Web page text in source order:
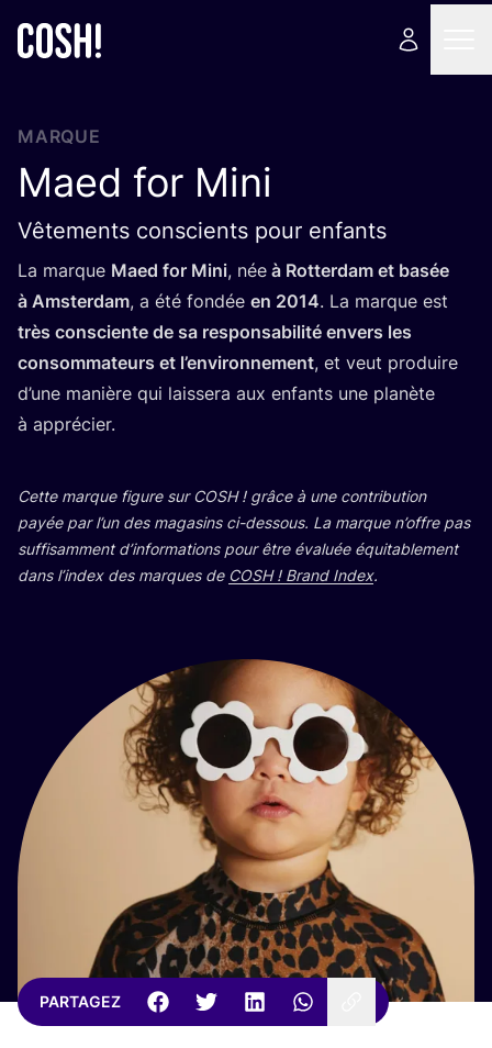
MARQUE
Maed for Mini
Vêtements conscients pour enfants
La marque Maed for Mini, née à Rot­ter­dam et basée
à Amster­dam, a été fon­dée en 2014. La marque est
très consciente de sa res­pon­sa­bi­li­té envers les
consom­ma­teurs et l’en­vi­ron­ne­ment, et veut pro­duire
d’une manière qui lais­se­ra aux enfants une pla­nète
à apprécier.
Cette marque figure sur COSH! grâce à une contri­bu­tion
payée par l’un des maga­sins ci-des­sous. La marque n’offre pas
suf­fi­sam­ment d’in­for­ma­tions pour être éva­luée équi­ta­ble­ment
dans l’in­dex des marques de COSH! Brand Index.
PARTAGEZ